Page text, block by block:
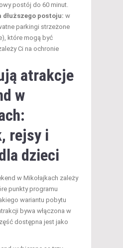
postój do 60 minut.
postoju: w
parkingi strzeżone
które mogą być
Ci na ochronie
atrakcje
w
rejsy i
dzieci
w Mikołajkach zależy
punkty programu
wariantu pobytu
bywa włączona w
dostępna jest jako